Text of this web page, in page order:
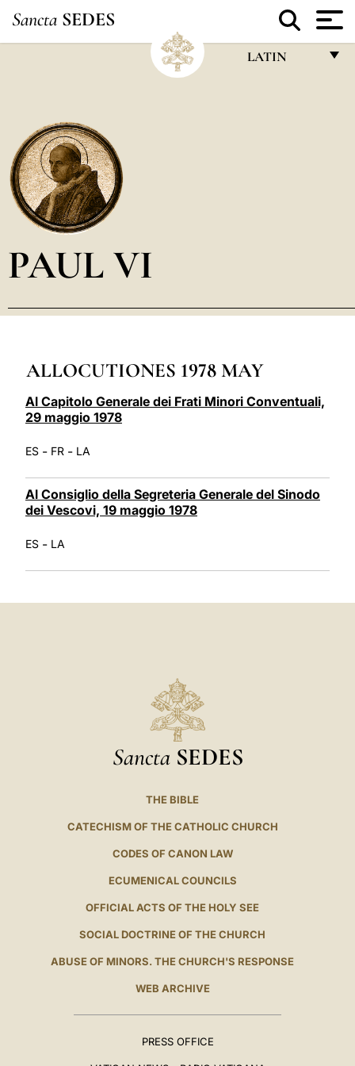
Sancta SEDES
LATIN
العربيّة
LATINE
PAUL VI
ALLOCUTIONES 1978 MAY
Al Capitolo Generale dei Frati Minori Conventuali,
29 maggio 1978
ES - FR - LA
Al Consiglio della Segreteria Generale del Sinodo
dei Vescovi, 19 maggio 1978
ES - LA
Sancta SEDES
THE BIBLE
CATECHISM OF THE CATHOLIC CHURCH
CODES OF CANON LAW
ECUMENICAL COUNCILS
OFFICIAL ACTS OF THE HOLY SEE
SOCIAL DOCTRINE OF THE CHURCH
ABUSE OF MINORS. THE CHURCH'S RESPONSE
WEB ARCHIVE
PRESS OFFICE